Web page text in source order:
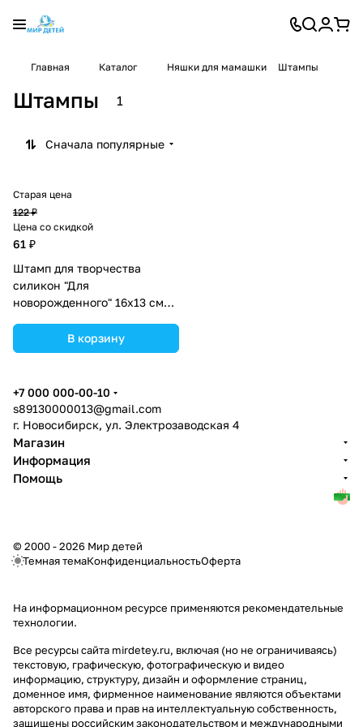
Главная Каталог Няшки для мамашки Штампы
Штампы 1
Сначала популярные
Старая цена
122 ₽
Цена со скидкой
61 ₽
Штамп для творчества
силикон "Для
новорожденного" 16х13 см
В корзину
+7 000 000-00-10
s89130000013@gmail.com
г. Новосибирск, ул. Электрозаводская 4
Магазин
Информация
Помощь
© 2000 - 2026 Мир детей
Темная темаКонфиденциальностьОферта
На информационном ресурсе применяются рекомендательные
технологии.
Все ресурсы сайта mirdetey.ru, включая (но не ограничиваясь)
текстовую, графическую, фотографическую и видео
информацию, структуру, дизайн и оформление страниц,
доменное имя, фирменное наименование являются объектами
авторского права и прав на интеллектуальную собственность,
защищены российским законодательством и международными